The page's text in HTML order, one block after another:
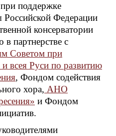
поддержке
Российской Федерации
консерватории
партнерстве с
Советом при
всея Руси по развитию
, Фондом содействия
хора, АНО
и Фондом